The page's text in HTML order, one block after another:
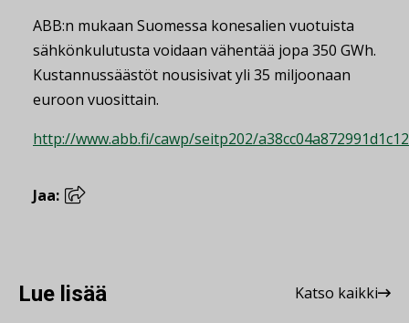
ABB:n mukaan Suomessa konesalien vuotuista
sähkönkulutusta voidaan vähentää jopa 350 GWh.
Kustannussäästöt nousisivat yli 35 miljoonaan
euroon vuosittain.
http://www.abb.fi/cawp/seitp202/
Jaa:
Lue lisää Katso kaikki